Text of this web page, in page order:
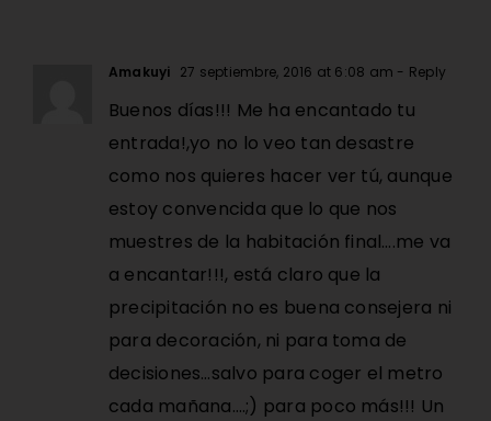
Amakuyi 27 septiembre, 2016 at 6:08 am - Reply
Buenos días!!! Me ha encantado tu
entrada!,yo no lo veo tan desastre
como nos quieres hacer ver tú, aunque
estoy convencida que lo que nos
muestres de la habitación final….me va
a encantar!!!, está claro que la
precipitación no es buena consejera ni
para decoración, ni para toma de
decisiones…salvo para coger el metro
cada mañana….;) para poco más!!! Un